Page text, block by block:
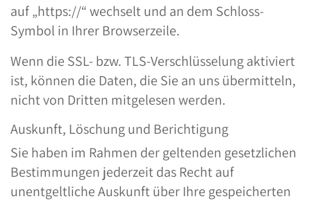
auf „https://“ wechselt und an dem Schloss-
Symbol in Ihrer Browserzeile.
Wenn die SSL- bzw. TLS-Verschlüsselung aktiviert
ist, können die Daten, die Sie an uns übermitteln,
nicht von Dritten mitgelesen werden.
Auskunft, Löschung und Berichtigung
Sie haben im Rahmen der geltenden gesetzlichen
Bestimmungen jederzeit das Recht auf
unentgeltliche Auskunft über Ihre gespeicherten